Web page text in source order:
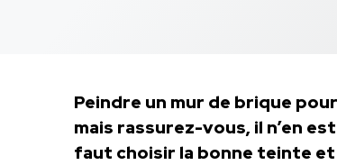
Peindre un mur de brique
mais rassurez-vous, il n’en
faut choisir la bonne teinte